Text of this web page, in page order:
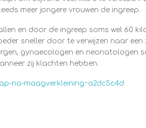
meer jongere vrouwen de ingreep.
en door de ingreep soms wel 60
sneller door te verwijzen naar een
gynaecologen en neonatologen
zij klachten hebben.
na-maagverkleining~a2dc5c4d